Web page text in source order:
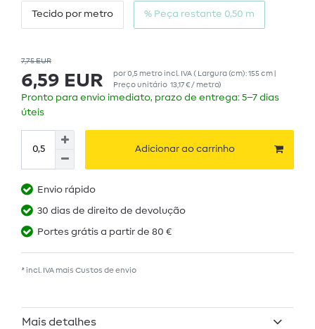
Tecido por metro % Peça restante 0,50 m
7,75 EUR
6,59 EUR por0,5 metroincl. IVA( Largura (cm): 155 cm |
Preço unitário 13,17 € / metro)
Pronto para envio imediato, prazo de entrega: 5–7 dias
úteis
Adicionar ao carrinho
Envio rápido
30 dias de direito de devolução
Portes grátis a partir de 80 €
* incl. IVA mais Custos de envio
Mais detalhes